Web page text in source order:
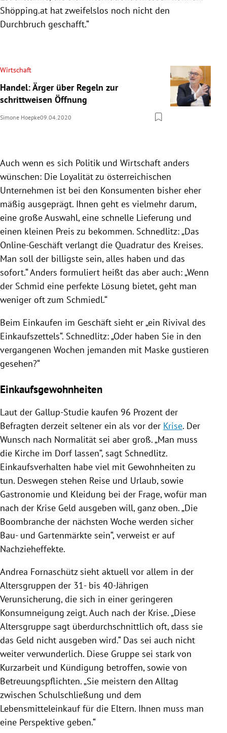
Shöpping.at hat zweifelslos noch nicht den
Durchbruch geschafft.“
Wirtschaft
Handel: Ärger über Regeln zur
schrittweisen Öffnung
Simone Hoepke09.04.2020
Auch wenn es sich Politik und Wirtschaft anders
wünschen: Die Loyalität zu österreichischen
Unternehmen ist bei den Konsumenten bisher eher
mäßig ausgeprägt. Ihnen geht es vielmehr darum,
eine große Auswahl, eine schnelle Lieferung und
einen kleinen Preis zu bekommen. Schnedlitz: „Das
Online-Geschäft verlangt die Quadratur des Kreises.
Man soll der billigste sein, alles haben und das
sofort.“ Anders formuliert heißt das aber auch: „Wenn
der Schmid eine perfekte Lösung bietet, geht man
weniger oft zum Schmiedl.“
Beim Einkaufen im Geschäft sieht er „ein Rivival des
Einkaufszettels“. Schnedlitz: „Oder haben Sie in den
vergangenen Wochen jemanden mit Maske gustieren
gesehen?“
Einkaufsgewohnheiten
Laut der Gallup-Studie kaufen 96 Prozent der
Befragten derzeit seltener ein als vor der Krise. Der
Wunsch nach Normalität sei aber groß. „Man muss
die Kirche im Dorf lassen“, sagt Schnedlitz.
Einkaufsverhalten habe viel mit Gewohnheiten zu
tun. Deswegen stehen Reise und Urlaub, sowie
Gastronomie und Kleidung bei der Frage, wofür man
nach der Krise Geld ausgeben will, ganz oben. „Die
Boombranche der nächsten Woche werden sicher
Bau- und Gartenmärkte sein“, verweist er auf
Nachzieheffekte.
Andrea Fornaschütz sieht aktuell vor allem in der
Altersgruppen der 31- bis 40-Jährigen
Verunsicherung, die sich in einer geringeren
Konsumneigung zeigt. Auch nach der Krise. „Diese
Altersgruppe sagt überdurchschnittlich oft, dass sie
das Geld nicht ausgeben wird.“ Das sei auch nicht
weiter verwunderlich. Diese Gruppe sei stark von
Kurzarbeit und Kündigung betroffen, sowie von
Betreuungspflichten. „Sie meistern den Alltag
zwischen Schulschließung und dem
Lebensmitteleinkauf für die Eltern. Ihnen muss man
eine Perspektive geben.“